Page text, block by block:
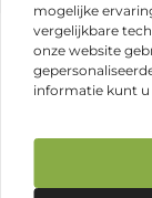
mogelijke
vergelijkbare
onze website
informatie kunt u